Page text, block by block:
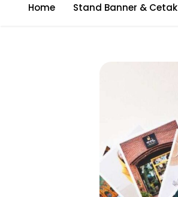
Home Stand Banner & Cetak